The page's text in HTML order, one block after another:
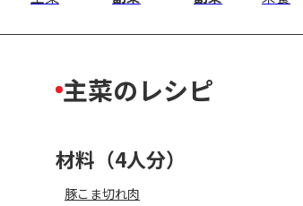
主菜のレシピ
材料（4人分）
豚こま切れ肉